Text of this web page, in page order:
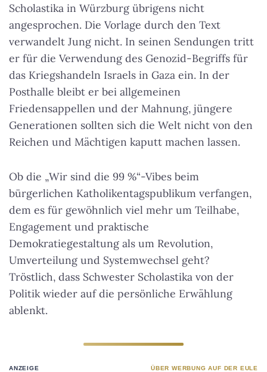
Scholastika in Würzburg übrigens nicht
angesprochen. Die Vorlage durch den Text
verwandelt Jung nicht. In seinen Sendungen tritt
er für die Verwendung des Genozid-Begriffs für
das Kriegshandeln Israels in Gaza ein. In der
Posthalle bleibt er bei allgemeinen
Friedensappellen und der Mahnung, jüngere
Generationen sollten sich die Welt nicht von den
Reichen und Mächtigen kaputt machen lassen.
Ob die „Wir sind die 99 %“-Vibes beim
bürgerlichen Katholikentagspublikum verfangen,
dem es für gewöhnlich viel mehr um Teilhabe,
Engagement und praktische
Demokratiegestaltung als um Revolution,
Umverteilung und Systemwechsel geht?
Tröstlich, dass Schwester Scholastika von der
Politik wieder auf die persönliche Erwählung
ablenkt.
ANZEIGE ÜBER WERBUNG AUF DER EULE